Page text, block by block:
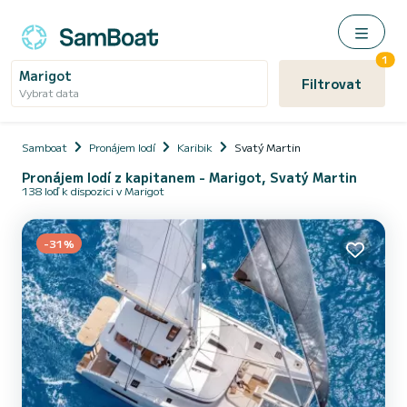
Marigot
Vybrat data Filtrovat
1
Samboat Pronájem lodí Karibik Svatý Martin
Pronájem lodí z kapitanem - Marigot, Svatý Martin
138 loď k dispozici v Marigot
-31%